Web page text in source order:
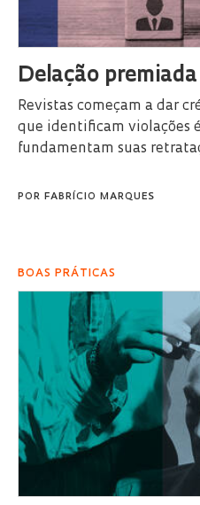
Delação premiada
Revistas começam a dar
que identificam violações
fundamentam suas
POR FABRÍCIO MARQUES
BOAS PRÁTICAS